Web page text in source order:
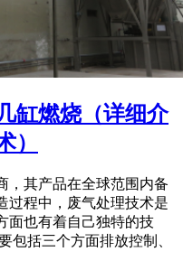
缸燃烧（详细介
）
，其产品在全球范围内备
过程中，废气处理技术是
面也有着自己独特的技
包括三个方面排放控制、